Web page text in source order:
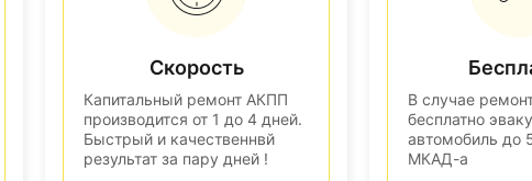
Скорость
Капитальный ремонт АКПП
производится от 1 до 4 дней.
Быстрый и качественнвй
результат за пару дней !
В случае
бесплатно
автомобиль до
МКАД-а